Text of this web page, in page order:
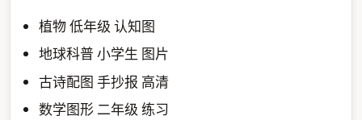
植物 低年级 认知图
地球科普 小学生 图片
古诗配图 手抄报 高清
数学图形 二年级 练习